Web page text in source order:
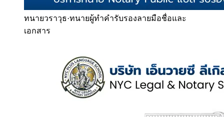
ทนายวราวุธ·ทนายผู้ทำคำรับรองลายมือชื่อและ
เอกสาร